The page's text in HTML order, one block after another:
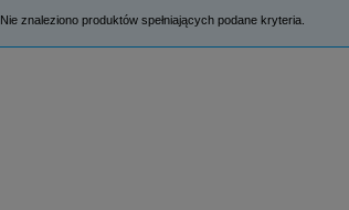
Nie znaleziono produktów spełniających podane kryteria.